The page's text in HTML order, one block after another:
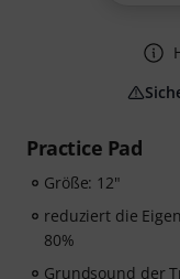
Practice Pad
Größe: 12"
reduziert die
80%
Grundsound der